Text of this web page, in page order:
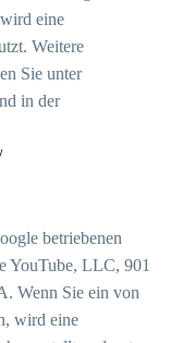
eine
Weitere
Sie unter
in der
betriebenen
YouTube, LLC, 901
Wenn Sie ein von
wird eine